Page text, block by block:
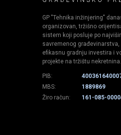
GP "Tehnika inžinjering"
organizovan, tržišno
sistem koji posluje po
savremenog građevinarstva,
efikasnu gradnju investira i
projekte na tržištu nekretnina.​
PIB:
MBS:
1889869
Žiro račun:
161-085-